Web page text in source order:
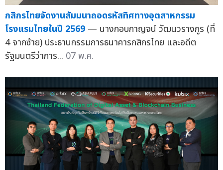
กสิกรไทยจัดงานสัมมนาถอดรหัสทิศทางอุตสาหกรรม
โรงแรมไทยในปี 2569 — นางกอบกาญจน์ วัฒนวรางกูร (ที่
4 จากซ้าย) ประธานกรรมการธนาคารกสิกรไทย และอดีต
รัฐมนตรีว่าการ... 07 พ.ค.